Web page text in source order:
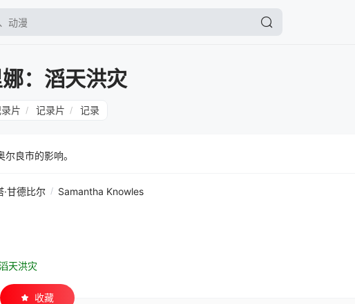
：滔天洪灾
片 / 记录片 / 记录
良市的影响。
·甘德比尔 / Samantha Knowles
天洪灾
收藏